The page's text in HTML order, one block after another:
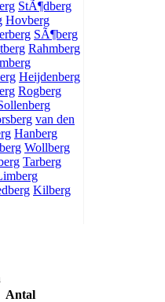
StÃ¶dberg
Hovberg
SÃ¶berg
Rahmberg
Heijdenberg
Rogberg
van den
Hanberg
Wollberg
Tarberg
Kilberg
Antal